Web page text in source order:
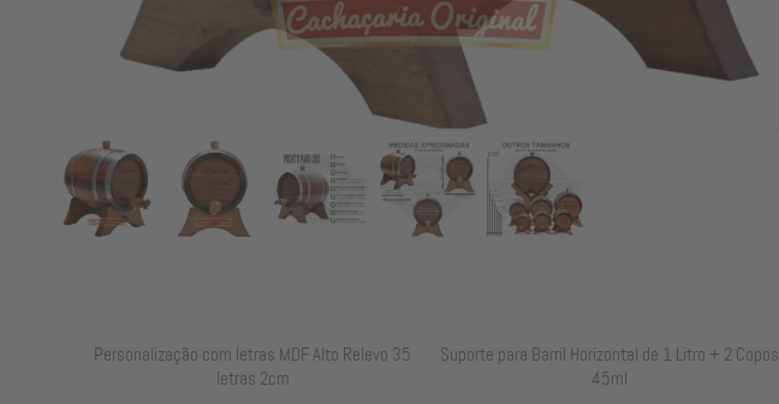
Personalização com letras MDF Alto Relevo 35
letras 2cm
Suporte para Barril Horizontal de 1 Litro + 2 Copos
45ml